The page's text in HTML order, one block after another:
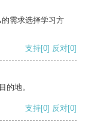
需求选择学习方
支持[0] 反对[0]
的地。
支持[0] 反对[0]